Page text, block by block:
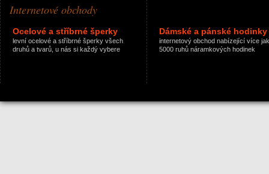
Internetové obchody
Ocelové a stříbrné šperky
levní ocelové a stříbrné šperky všech
druhů a tvarů, u nás si každý vybere
Dámské a pánské hodinky
internetový obchod nabízející více jak
5000 ruhů náramkových hodinek